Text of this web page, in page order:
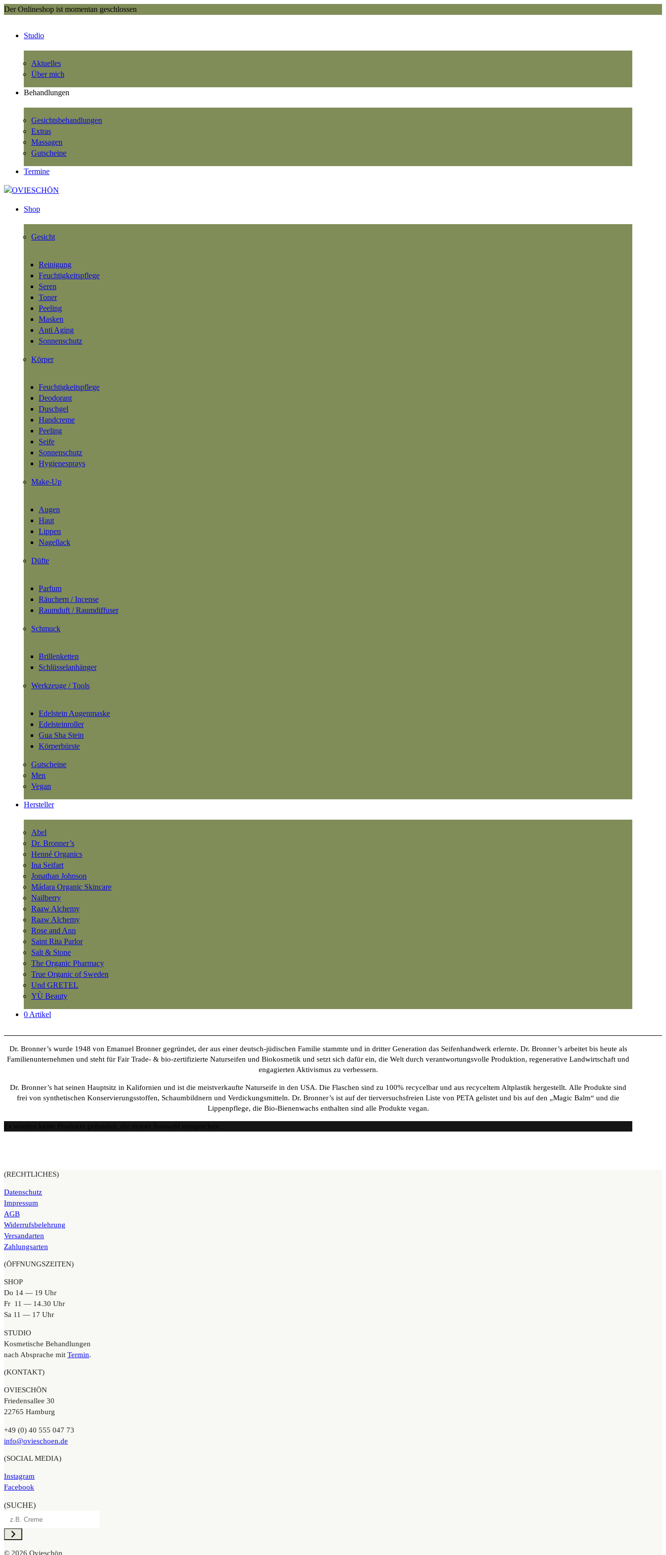
Der Onlineshop ist momentan geschlossen
Studio
Aktuelles
Über mich
Behandlungen
Gesichtsbehandlungen
Extras
Massagen
Gutscheine
Termine
Shop
Gesicht
Reinigung
Feuchtigkeitspflege
Seren
Toner
Peeling
Masken
Anti Aging
Sonnenschutz
Körper
Feuchtigkeitspflege
Deodorant
Duschgel
Handcreme
Peeling
Seife
Sonnenschutz
Hygienesprays
Make-Up
Augen
Haut
Lippen
Nagellack
Düfte
Parfum
Räuchern / Incense
Raumduft / Raumdiffuser
Schmuck
Brillenketten
Schlüsselanhänger
Werkzeuge / Tools
Edelstein Augenmaske
Edelsteinroller
Gua Sha Stein
Körperbürste
Gutscheine
Men
Vegan
Hersteller
Abel
Dr. Bronner’s
Henné Organics
Ina Seifart
Jonathan Johnson
Mádara Organic Skincare
Nailberry
Raaw Alchemy
Raaw Alchemy
Rose and Ann
Saint Rita Parlor
Salt & Stone
The Organic Pharmacy
True Organic of Sweden
Und GRETEL
YÙ Beauty
0 Artikel
Dr. Bronner’s wurde 1948 von Emanuel Bronner gegründet, der aus einer deutsch-jüdischen Familie stammte und in dritter Generation das Seifenhandwerk erlernte. Dr. Bronner’s arbeitet bis heute als
Familienunternehmen und steht für Fair Trade- & bio-zertifizierte Naturseifen und Biokosmetik und setzt sich dafür ein, die Welt durch verantwortungsvolle Produktion, regenerative Landwirtschaft und
engagierten Aktivismus zu verbessern.
Dr. Bronner’s hat seinen Hauptsitz in Kalifornien und ist die meistverkaufte Naturseife in den USA. Die Flaschen sind zu 100% recycelbar und aus recyceltem Altplastik hergestellt. Alle Produkte sind
frei von synthetischen Konservierungsstoffen, Schaumbildnern und Verdickungsmitteln. Dr. Bronner’s ist auf der tierversuchsfreien Liste von PETA gelistet und bis auf den „Magic Balm“ und die
Lippenpflege, die Bio-Bienenwachs enthalten sind alle Produkte vegan.
(RECHTLICHES)
Datenschutz
Impressum
AGB
Widerrufsbelehrung
Versandarten
Zahlungsarten
(ÖFFNUNGSZEITEN)
SHOP
Do 14 — 19 Uhr
Fr 11 — 14.30 Uhr
Sa 11 — 17 Uhr
STUDIO
Kosmetische Behandlungen
nach Absprache mit Termin.
(KONTAKT)
OVIESCHÖN
Friedensallee 30
22765 Hamburg
+49 (0) 40 555 047 73
info@ovieschoen.de
(SOCIAL MEDIA)
Instagram
Facebook
(SUCHE)
© 2026 Ovieschön